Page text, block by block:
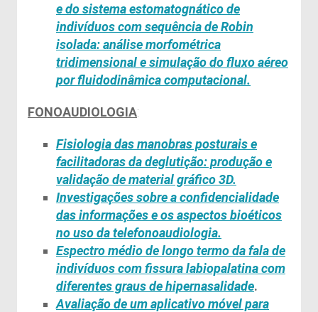
e do sistemaestomatognáticode
indivíduos com sequência de Robin
isolada: análisemorfométrica
tridimensional e simulação do fluxo aéreo
por fluidodinâmica computacional.
FONOAUDIOLOGIA:
Fisiologia das manobras posturais e
facilitadoras da deglutição: produção e
validação de material gráfico3D.
Investigações sobre a confidencialidade
das informações e os aspectosbioéticos
no uso datelefonoaudiologia.
Espectro médio de longo termo da fala de
indivíduos com fissura labiopalatina com
diferentes graus de hipernasalidade.
Avaliação de um aplicativo móvel para